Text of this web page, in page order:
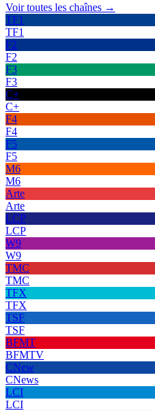
Voir toutes les chaînes →
TF1
TF1
F2
F2
F3
F3
C+
C+
F4
F4
F5
F5
M6
M6
Arte
Arte
LCP
LCP
W9
W9
TMC
TMC
TFX
TFX
TSF
TSF
BFMT
BFMTV
CNew
CNews
LCI
LCI